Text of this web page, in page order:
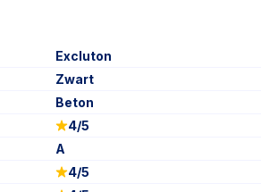
Excluton
Zwart
Beton
4/5
A
4/5